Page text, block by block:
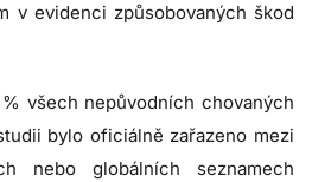
v evidenci způsobovaných škod
všech nepůvodních chovaných
bylo oficiálně zařazeno mezi
nebo globálních seznamech